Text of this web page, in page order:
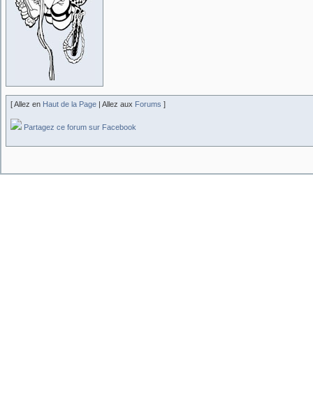
[ Allez en Haut de la Page | Allez aux Forums ]
Partagez ce forum sur Facebook